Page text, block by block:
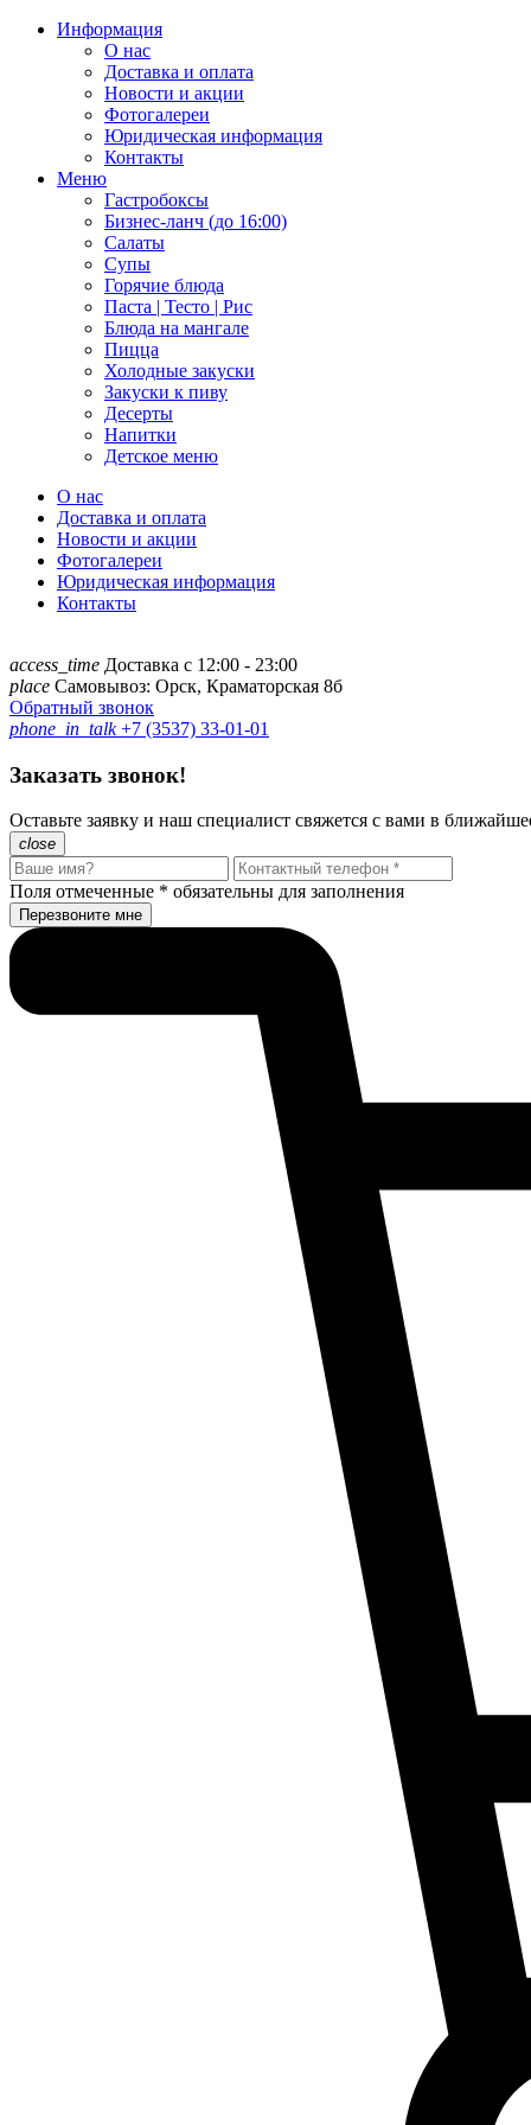
Информация
О нас
Доставка и оплата
Новости и акции
Фотогалереи
Юридическая информация
Контакты
Меню
Гастробоксы
Бизнес-ланч (до 16:00)
Салаты
Супы
Горячие блюда
Паста | Тесто | Рис
Блюда на мангале
Пицца
Холодные закуски
Закуски к пиву
Десерты
Напитки
Детское меню
О нас
Доставка и оплата
Новости и акции
Фотогалереи
Юридическая информация
Контакты
access_time Доставка с 12:00 - 23:00
place Самовывоз: Орск, Краматорская 8б
Обратный звонок
phone_in_talk+7 (3537) 33-01-01
Заказать звонок!
Оставьте заявку и наш специалист свяжется с вами в
close
Поля отмеченные * обязательны для заполнения